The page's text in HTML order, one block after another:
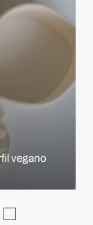
vegano